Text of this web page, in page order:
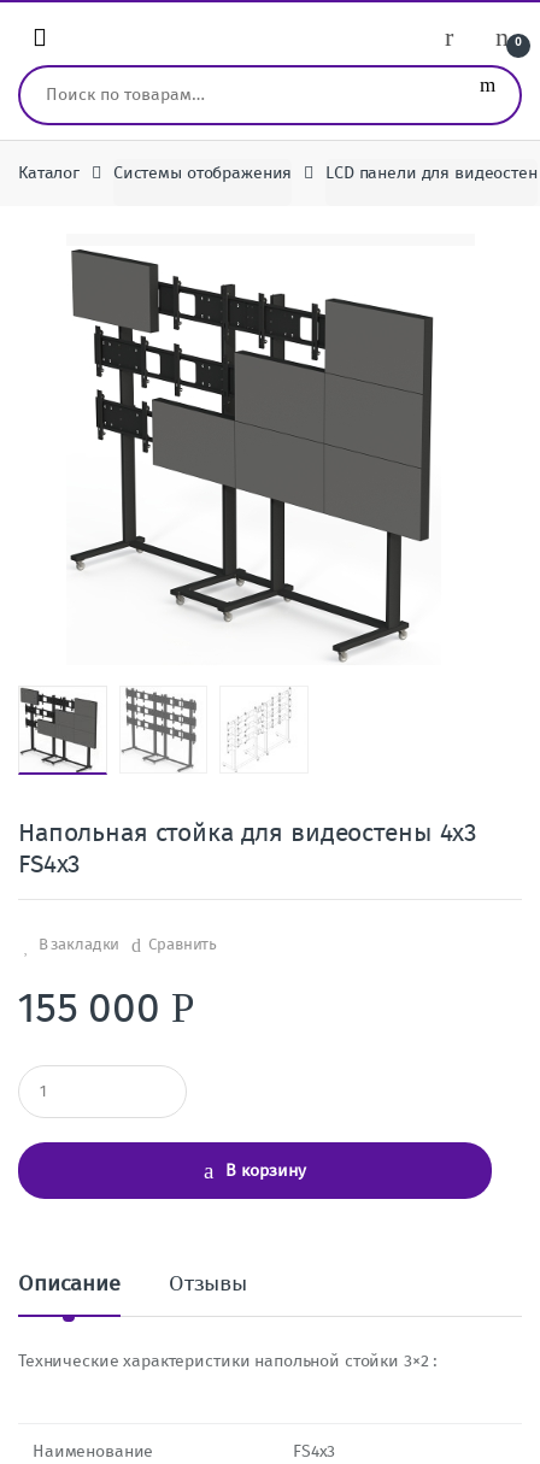
0
Искать:
Каталог Системы отображения LCD панели для видеостен
Напольная стойка для видеостены 4х3
FS4x3
В закладки Сравнить
155 000 Р
К
о
ч
е
о
В корзину
Описание Отзывы
Технические характеристики напольной стойки 3×2 :
Наименование FS4x3